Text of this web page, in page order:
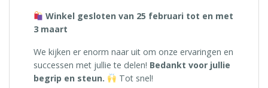
Winkel gesloten van 25 februari tot en met
3 maart
We kijken er enorm naar uit om onze ervaringen en
successen met jullie te delen! Bedankt voor jullie
begrip en steun.
Tot snel!